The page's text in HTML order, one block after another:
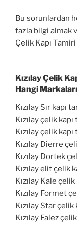
Bu sorunlardan
fazla bilgi almak
Çelik Kapı
Kızılay Çelik
Hangi
Kızılay Sır kapı
Kızılay çelik
Kızılay çelik
Kızılay Dierre
Kızılay Dortek
Kızılay elit çelik
Kızılay Kale
Kızılay Formet
Kızılay Star çelik
Kızılay Falez